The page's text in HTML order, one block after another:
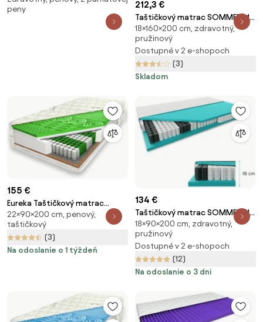
peny
212,3 €
Taštičkový matrac SOMMERA 18
cm 160 x 200 cm Ochrana
matraca: VRÁTANE chrániče
matraca
18×160×200 cm, zdravotný,
pružinový
Dostupné v 2 e-shopoch
(3)
Skladom
155 €
Eureka Taštičkový matrac
„KORAL” 22cm 90x200
22×90×200 cm, penový,
taštičkový
(3)
Na odoslanie o 1 týždeň
134 €
Taštičkový matrac SOMMERA 18
cm 90 x 200 cm Ochrana
matraca: VRÁTANE chrániče
matraca
18×90×200 cm, zdravotný,
pružinový
Dostupné v 2 e-shopoch
(12)
Na odoslanie o 3 dni